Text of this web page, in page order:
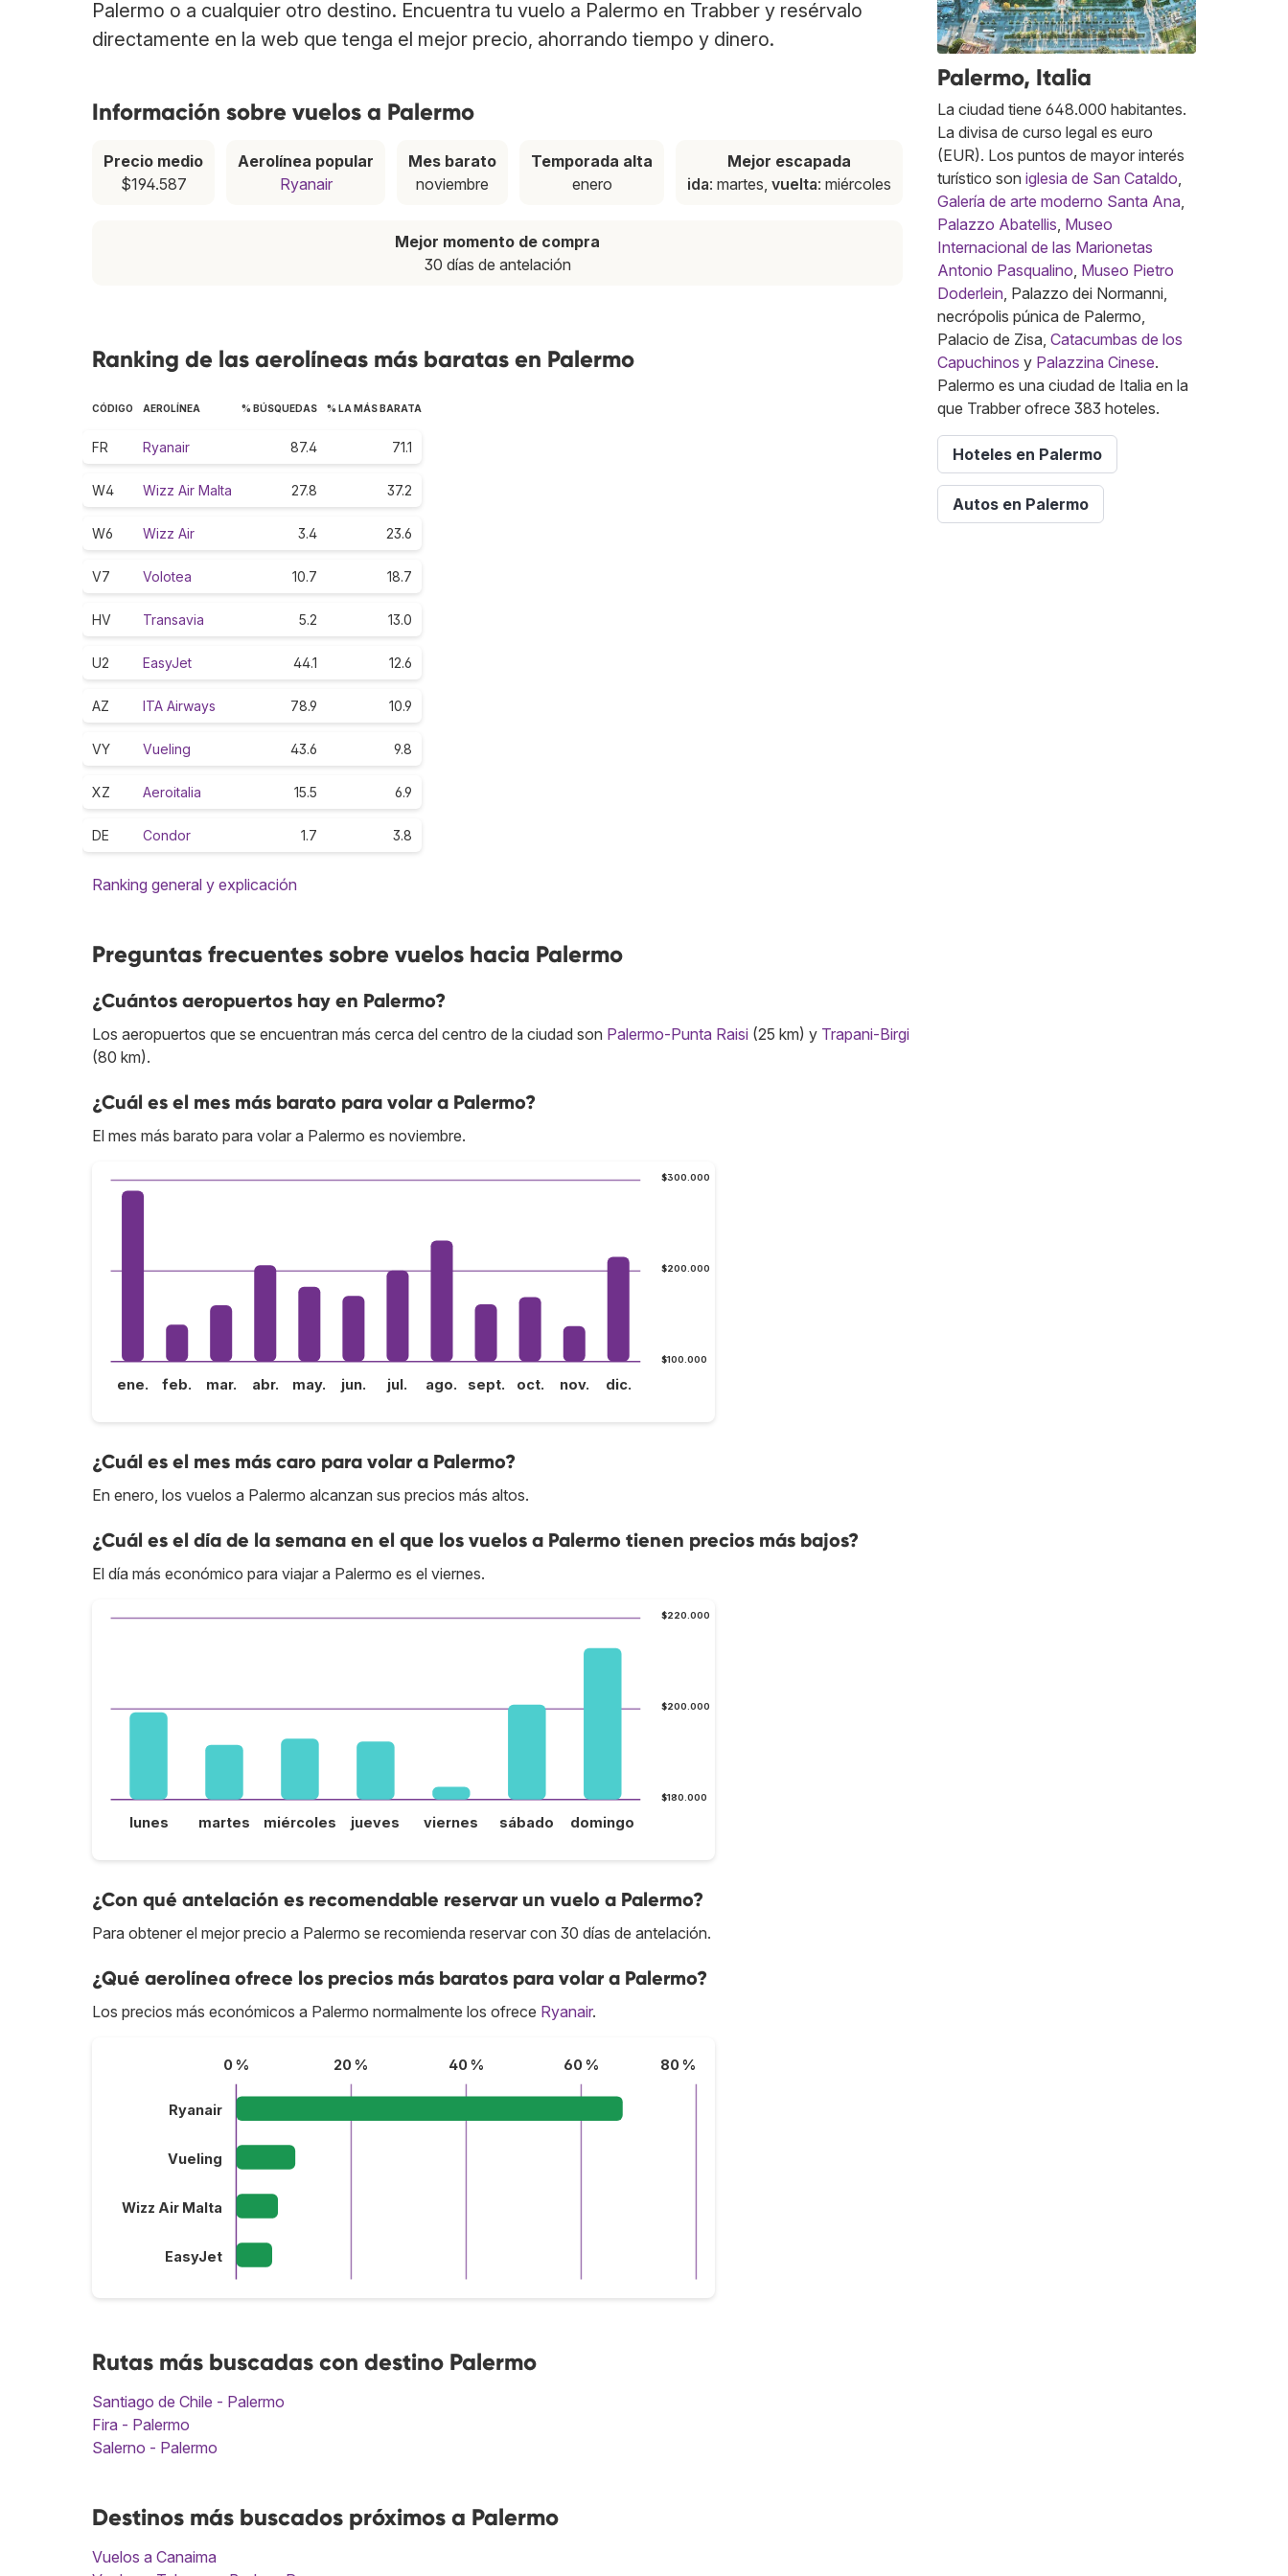
Palermo o a cualquier otro destino. Encuentra tu vuelo a Palermo en Trabber y resérvalo
directamente en la web que tenga el mejor precio, ahorrando tiempo y dinero.
Información sobre vuelos a Palermo
Precio medio
$194.587
Aerolínea popular
Ryanair
Mes barato
noviembre
Temporada alta
enero
Mejor escapada
ida: martes, vuelta: miércoles
Mejor momento de compra
30 días de antelación
Ranking de las aerolíneas más baratas en Palermo
CÓDIGO AEROLÍNEA % BÚSQUEDAS % LA MÁS BARATA
FR Ryanair 87.4 71.1
W4 Wizz Air Malta 27.8 37.2
W6 Wizz Air 3.4 23.6
V7 Volotea 10.7 18.7
HV Transavia 5.2 13.0
U2 EasyJet 44.1 12.6
AZ ITA Airways 78.9 10.9
VY Vueling 43.6 9.8
XZ Aeroitalia 15.5 6.9
DE Condor 1.7 3.8
Ranking general y explicación
Preguntas frecuentes sobre vuelos hacia Palermo
¿Cuántos aeropuertos hay en Palermo?
Los aeropuertos que se encuentran más cerca del centro de la ciudad son Palermo-Punta Raisi (25 km) y Trapani-Birgi
(80 km).
¿Cuál es el mes más barato para volar a Palermo?
El mes más barato para volar a Palermo es noviembre.
$100.000
$200.000
$300.000
ene. feb. mar. abr. may. jun. jul. ago. sept. oct. nov. dic.
¿Cuál es el mes más caro para volar a Palermo?
En enero, los vuelos a Palermo alcanzan sus precios más altos.
¿Cuál es el día de la semana en el que los vuelos a Palermo tienen precios más bajos?
El día más económico para viajar a Palermo es el viernes.
$180.000
$200.000
$220.000
lunes martes miércoles jueves viernes sábado domingo
¿Con qué antelación es recomendable reservar un vuelo a Palermo?
Para obtener el mejor precio a Palermo se recomienda reservar con 30 días de antelación.
¿Qué aerolínea ofrece los precios más baratos para volar a Palermo?
Los precios más económicos a Palermo normalmente los ofrece Ryanair.
0 % 20 % 40 % 60 % 80 %
Ryanair
Vueling
Wizz Air Malta
EasyJet
Rutas más buscadas con destino Palermo
Santiago de Chile - Palermo
Fira - Palermo
Salerno - Palermo
Destinos más buscados próximos a Palermo
Vuelos a Canaima
Palermo, Italia
La ciudad tiene 648.000 habitantes.
La divisa de curso legal es euro
(EUR). Los puntos de mayor interés
turístico son iglesia de San Cataldo
Galería de arte moderno Santa Ana
Palazzo Abatellis Museo
Internacional de las Marionetas
Antonio Pasqualino Museo Pietro
Doderlein , Palazzo dei Normanni,
necrópolis púnica de Palermo,
Palacio de Zisa, Catacumbas de los
Capuchinos y Palazzina Cinese.
Palermo es una ciudad de Italia en la
que Trabber ofrece 383 hoteles.
Hoteles en Palermo
Autos en Palermo